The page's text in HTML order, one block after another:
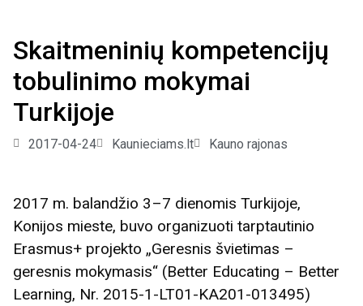
Skaitmeninių kompetencijų
tobulinimo mokymai
Turkijoje
2017-04-24 Kaunieciams.lt Kauno rajonas
2017 m. balandžio 3–7 dienomis Turkijoje,
Konijos mieste, buvo organizuoti tarptautinio
Erasmus+ projekto „Geresnis švietimas –
geresnis mokymasis“ (Better Educating – Better
Learning, Nr. 2015-1-LT01-KA201-013495)